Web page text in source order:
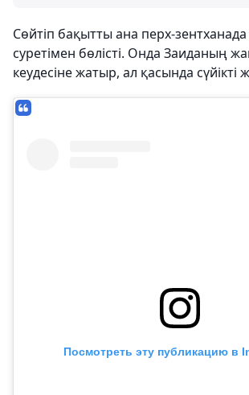
Сөйтіп бақытты ана перх-зентханада
суретімен бөлісті. Онда Заиданың
кеудесіне жатыр, ал қасында сүйікті
Посмотреть эту публикацию в